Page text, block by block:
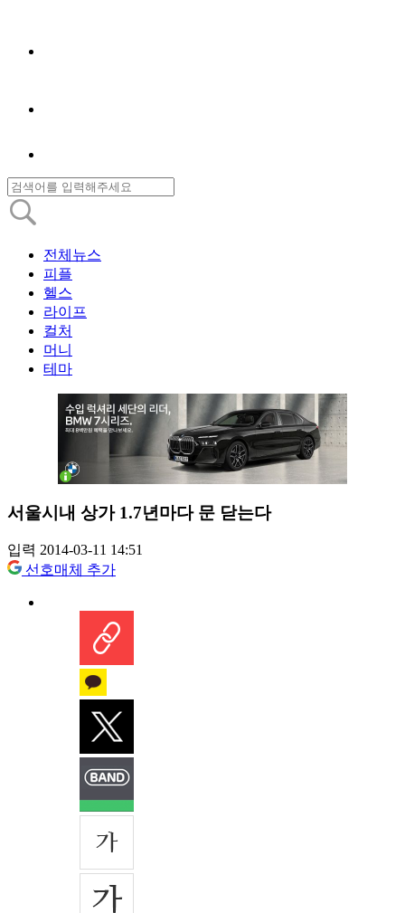
전체뉴스
피플
헬스
라이프
컬처
머니
테마
서울시내 상가 1.7년마다 문 닫는다
입력 2014-03-11 14:51
선호매체 추가